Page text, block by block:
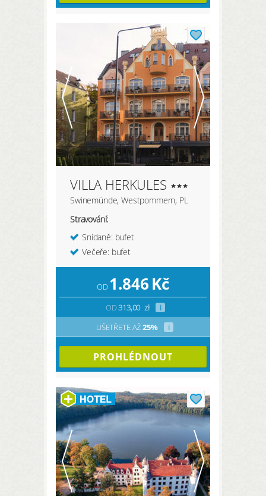
VILLA HERKULES
Swinemünde, Westpommern, PL
Stravování:
Snídaně: bufet
Večeře: bufet
OD1.846Kč
OD313,00 zł
i
UŠETŘETE AŽ25% i
PROHLÉDNOUT